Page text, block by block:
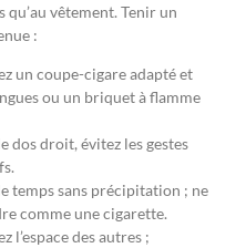
qu’au vêtement. Tenir un
:
un coupe-cigare adapté et
ou un briquet à flamme
dos droit, évitez les gestes
temps sans précipitation ; ne
comme une cigarette.
l’espace des autres ;